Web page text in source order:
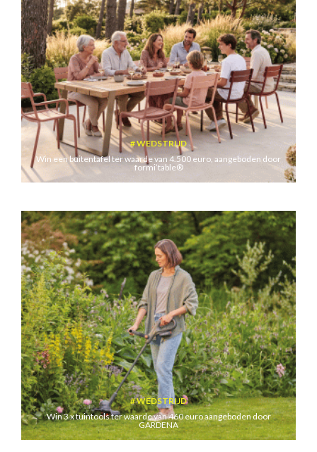
WEDSTRIJD
Win een buitentafel ter waarde van 4.500 euro, aangeboden door
formi’table®
WEDSTRIJD
Win 3 x tuintools ter waarde van 460 euro aangeboden door
GARDENA